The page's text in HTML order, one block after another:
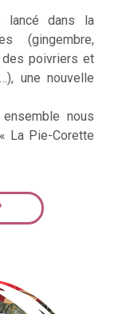
lancé dans la
(gingembre,
des poivriers et
une nouvelle
nous
La Pie-Corette